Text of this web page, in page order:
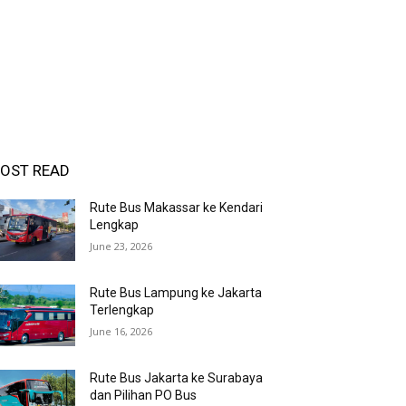
READ
Rute Bus Makassar ke Kendari
Lengkap
June 23, 2026
Rute Bus Lampung ke Jakarta
Terlengkap
June 16, 2026
Rute Bus Jakarta ke Surabaya
dan Pilihan PO Bus